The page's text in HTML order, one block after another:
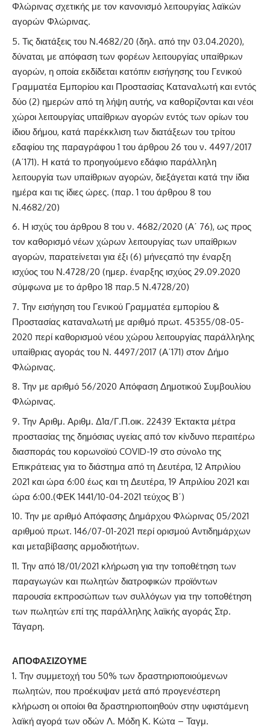
Φλώρινας σχετικής με τον κανονισμό λειτουργίας λαϊκών
αγορών Φλώρινας.
Τις διατάξεις του Ν.4682/20 (δηλ. από την 03.04.2020),
δύναται, με απόφαση των φορέων λειτουργίας υπαίθριων
αγορών, η οποία εκδίδεται κατόπιν εισήγησης του Γενικού
Γραμματέα Εμπορίου και Προστασίας Καταναλωτή και εντός
δύο (2) ημερών από τη λήψη αυτής, να καθορίζονται και νέοι
χώροι λειτουργίας υπαίθριων αγορών εντός των ορίων του
ίδιου δήμου, κατά παρέκκλιση των διατάξεων του τρίτου
εδαφίου της παραγράφου 1 του άρθρου 26 του ν. 4497/2017
(Α΄171). Η κατά το προηγούμενο εδάφιο παράλληλη
λειτουργία των υπαίθριων αγορών, διεξάγεται κατά την ίδια
ημέρα και τις ίδιες ώρες. (παρ. 1 του άρθρου 8 του
Ν.4682/20)
Η ισχύς του άρθρου 8 του ν. 4682/2020 (Α΄ 76), ως προς
τον καθορισμό νέων χώρων λειτουργίας των υπαίθριων
αγορών, παρατείνεται για έξι (6) μήνεςαπό την έναρξη
ισχύος του Ν.4728/20 (ημερ. έναρξης ισχύος 29.09.2020
σύμφωνα με το άρθρο 18 παρ.5 Ν.4728/20)
Την εισήγηση του Γενικού Γραμματέα εμπορίου &
Προστασίας καταναλωτή με αριθμό πρωτ. 45355/08-05-
2020 περί καθορισμού νέου χώρου λειτουργίας παράλληλης
υπαίθριας αγοράς του Ν. 4497/2017 (Α΄171) στον Δήμο
Φλώρινας.
Την με αριθμό 56/2020 Απόφαση Δημοτικού Συμβουλίου
Φλώρινας.
Την Αριθμ. Αριθμ. Δ1α/Γ.Π.οικ. 22439 Έκτακτα μέτρα
προστασίας της δημόσιας υγείας από τον κίνδυνο περαιτέρω
διασποράς του κορωνοϊού COVID-19 στο σύνολο της
Επικράτειας για το διάστημα από τη Δευτέρα, 12 Απριλίου
2021 και ώρα 6:00 έως και τη Δευτέρα, 19 Απριλίου 2021 και
ώρα 6:00.(ΦΕΚ 1441/10-04-2021 τεύχος Β΄)
Την με αριθμό Απόφασης Δημάρχου Φλώρινας 05/2021
αριθμού πρωτ. 146/07-01-2021 περί ορισμού Αντιδημάρχων
και μεταβίβασης αρμοδιοτήτων.
Την από 18/01/2021 κλήρωση για την τοποθέτηση των
παραγωγών και πωλητών διατροφικών προϊόντων
παρουσία εκπροσώπων των συλλόγων για την τοποθέτηση
των πωλητών επί της παράλληλης λαϊκής αγοράς Στρ.
Τάγαρη.
ΑΠΟΦΑΣΙΖΟΥΜΕ
Την συμμετοχή του 50% των δραστηριοποιούμενων
πωλητών, που προέκυψαν μετά από προγενέστερη
κλήρωση οι οποίοι θα δραστηριοποιηθούν στην υφιστάμενη
λαϊκή αγορά των οδών Λ. Μόδη Κ. Κώτα – Ταγμ.